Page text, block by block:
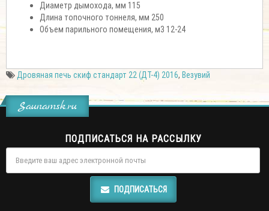
Диаметр дымохода, мм 115
Длина топочного тоннеля, мм 250
Объем парильного помещения, м3 12-24
Дровяная печь скиф стандарт 22 (ДТ-4) 2016, Везувий
Saunamsk.ru
ПОДПИСАТЬСЯ НА РАССЫЛКУ
ПОДПИСАТЬСЯ